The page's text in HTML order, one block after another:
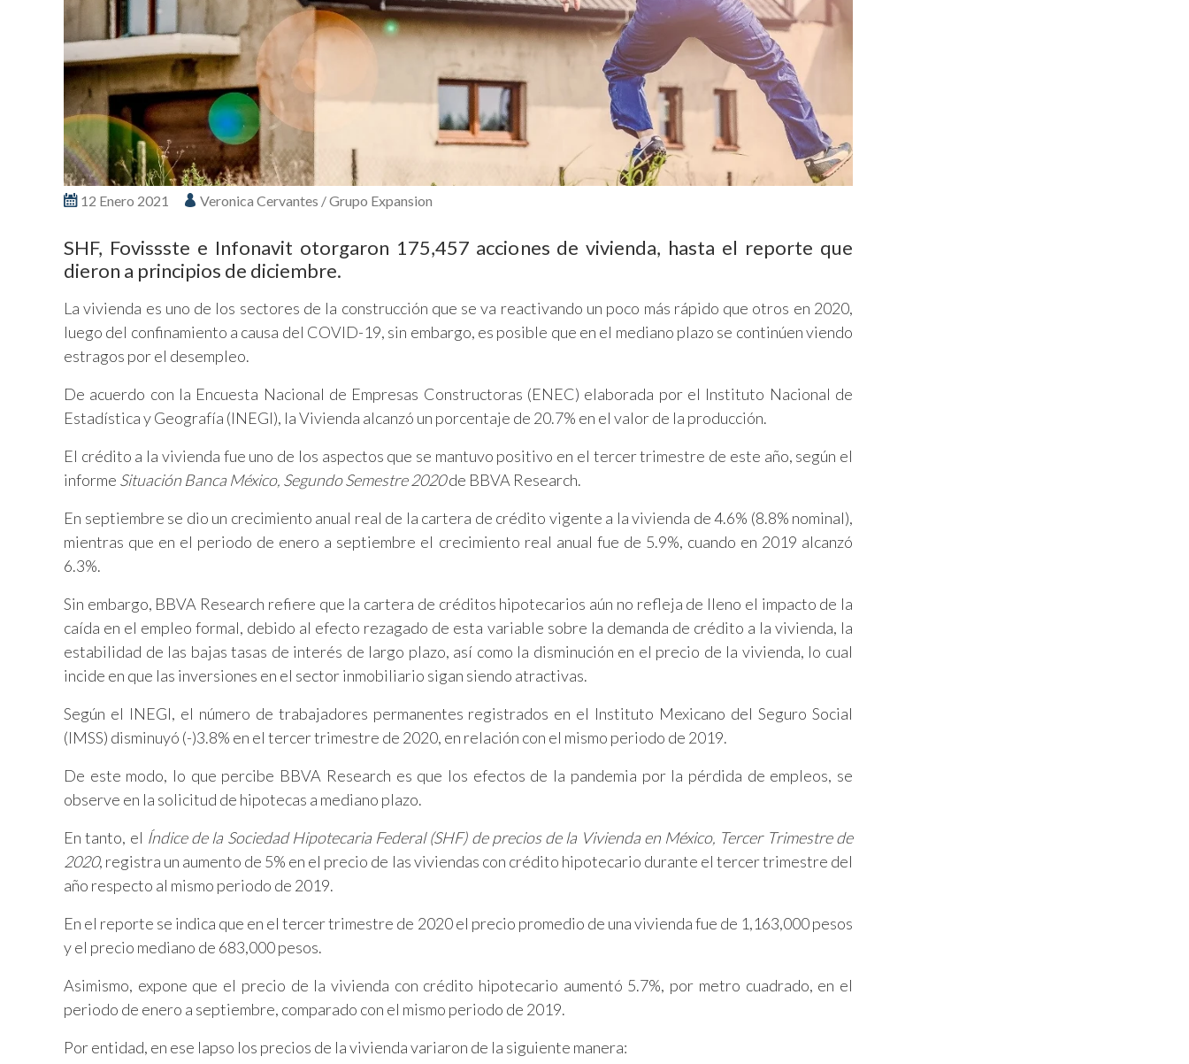
12 Enero 2021 Veronica Cervantes / Grupo Expansion
SHF, Fovissste e Infonavit otorgaron 175,457 acciones de vivienda, hasta el reporte que
dieron a principios de diciembre.
La vivienda es uno de los sectores de la construcción que se va reactivando un poco más rápido que otros en 2020,
luego del confinamiento a causa del COVID-19, sin embargo, es posible que en el mediano plazo se continúen viendo
estragos por el desempleo.
De acuerdo con la Encuesta Nacional de Empresas Constructoras (ENEC) elaborada por el Instituto Nacional de
Estadística y Geografía (INEGI), la Vivienda alcanzó un porcentaje de 20.7% en el valor de la producción.
El crédito a la vivienda fue uno de los aspectos que se mantuvo positivo en el tercer trimestre de este año, según el
informe Situación Banca México, Segundo Semestre 2020de BBVA Research.
En septiembre se dio un crecimiento anual real de la cartera de crédito vigente a la vivienda de 4.6% (8.8% nominal),
mientras que en el periodo de enero a septiembre el crecimiento real anual fue de 5.9%, cuando en 2019 alcanzó
6.3%.
Sin embargo, BBVA Research refiere que la cartera de créditos hipotecarios aún no refleja de lleno el impacto de la
caída en el empleo formal, debido al efecto rezagado de esta variable sobre la demanda de crédito a la vivienda, la
estabilidad de las bajas tasas de interés de largo plazo, así como la disminución en el precio de la vivienda, lo cual
incide en que las inversiones en el sector inmobiliario sigan siendo atractivas.
Según el INEGI, el número de trabajadores permanentes registrados en el Instituto Mexicano del Seguro Social
(IMSS) disminuyó (-)3.8% en el tercer trimestre de 2020, en relación con el mismo periodo de 2019.
De este modo, lo que percibe BBVA Research es que los efectos de la pandemia por la pérdida de empleos, se
observe en la solicitud de hipotecas a mediano plazo.
En tanto, el Índice de la Sociedad Hipotecaria Federal (SHF) de precios de la Vivienda en México, Tercer Trimestre de
2020, registra un aumento de 5% en el precio de las viviendas con crédito hipotecario durante el tercer trimestre del
año respecto al mismo periodo de 2019.
En el reporte se indica que en el tercer trimestre de 2020 el precio promedio de una vivienda fue de 1,163,000 pesos
y el precio mediano de 683,000 pesos.
Asimismo, expone que el precio de la vivienda con crédito hipotecario aumentó 5.7%, por metro cuadrado, en el
periodo de enero a septiembre, comparado con el mismo periodo de 2019.
Por entidad, en ese lapso los precios de la vivienda variaron de la siguiente manera: